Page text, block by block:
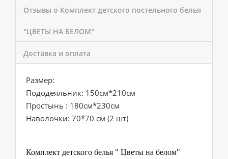
Отзывы о Комплект детского постельного белья
"ЦВЕТЫ НА БЕЛОМ"
Доставка и оплата
Размер:
Пододеяльник: 150см*210см
Простынь : 180см*230см
Наволочки: 70*70 см (2 шт)
Комплект детского белья " Цветы на белом"